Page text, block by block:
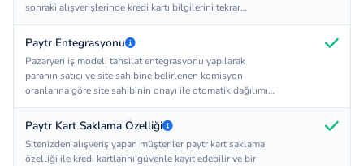
sonraki alışverişlerinde kredi kartı bilgilerini tekrar
girmelerine gerek olmaksınız hızlı bir şekilde
alışverişlerini tamamlayabilirler. Bu özelliğin
çalışabilmesi için iyzico'dan kart saklama hizmet paketi
satın alınmalıdır.
Paytr Entegrasyonu
Pazaryeri iş modeli tahsilat entegrasyonu yapılarak
paranın satıcı ve site sahibine belirlenen komisyon
oranlarına göre site sahibinin onayı ile otomatik dağılımı
sağlanır. Site sahibinin tahsilat kurumları ile anlaşıp
anlaşmaması Softomi'un sorumluluğunda değildir.
HEDİYE olarak sunulan tahsilat entegrasyonu sadece 1
tane tahsilat kurumu ile entegrasyonu kapsamaktadır.
Paytr Kart Saklama Özelliği
Sitenizden alışveriş yapan müşteriler paytr kart saklama
özelliği ile kredi kartlarını güvenle kayıt edebilir ve bir